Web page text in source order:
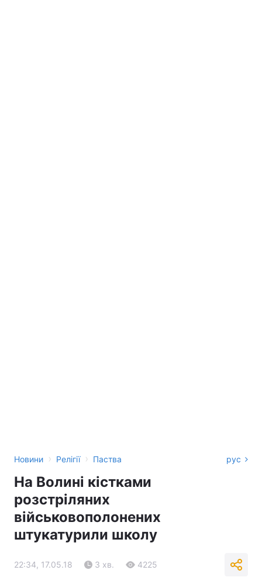
Новини › Релігії › Паства рус
На Волині кістками
розстріляних
військовополонених
штукатурили школу
22:34, 17.05.18 3 хв. 4225